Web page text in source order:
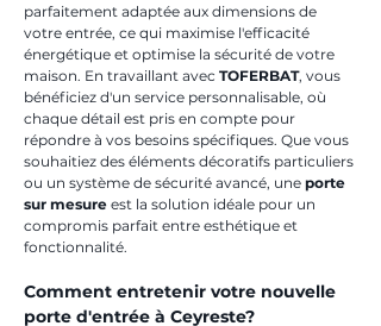
parfaitement adaptée aux dimensions de
votre entrée, ce qui maximise l'efficacité
énergétique et optimise la sécurité de votre
maison. En travaillant avec TOFERBAT, vous
bénéficiez d'un service personnalisable, où
chaque détail est pris en compte pour
répondre à vos besoins spécifiques. Que vous
souhaitiez des éléments décoratifs particuliers
ou un système de sécurité avancé, une porte
sur mesure est la solution idéale pour un
compromis parfait entre esthétique et
fonctionnalité.
Comment entretenir votre nouvelle
porte d'entrée à Ceyreste?